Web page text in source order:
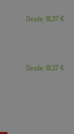
Desde: 18,37 €
Desde: 18,37 €